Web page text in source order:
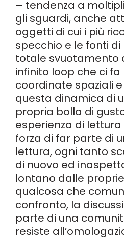
– tendenza a
gli sguardi, anche
oggetti di cui i più
specchio e le fonti di
totale svuotamento
infinito loop che ci
coordinate spaziali
questa dinamica di
propria bolla di
esperienza di
forza di far parte di
lettura, ogni tanto
di nuovo ed
lontano dalle
qualcosa che
confronto, la
parte di una
resiste